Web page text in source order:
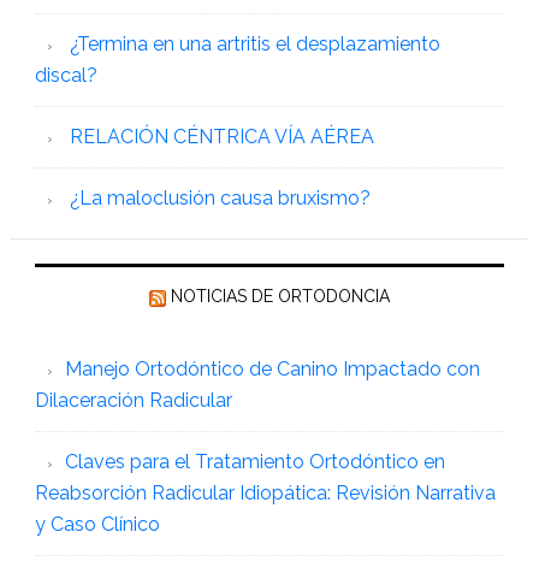
¿Termina en una artritis el desplazamiento
discal?
RELACIÓN CÉNTRICA VÍA AÉREA
¿La maloclusión causa bruxismo?
NOTICIAS DE ORTODONCIA
Manejo Ortodóntico de Canino Impactado con
Dilaceración Radicular
Claves para el Tratamiento Ortodóntico en
Reabsorción Radicular Idiopática: Revisión Narrativa
y Caso Clínico